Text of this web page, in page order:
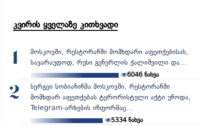
კვირის ყველაზე კითხვადი
1
მოსკოვში, რესტორანში მომხდარი აფეთქებისას,
სავარაუდოდ, რუსი გენერლის ქალიშვილი და...
6046ნახვა
2
სერგეი სობიანინმა მოსკოვში, რესტორანში
მომხდარ აფეთქებას ტერორისტული აქტი უწოდა,
Telegram-არხების ინფორმაც...
5334ნახვა